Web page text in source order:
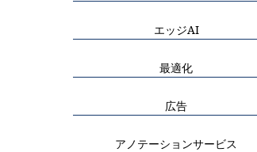
エッジAI
最適化
広告
アノテーションサービス